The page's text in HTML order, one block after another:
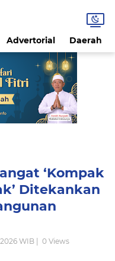
Advertorial Daerah
‘Kompak
Ditekankan
WIB | 0Views